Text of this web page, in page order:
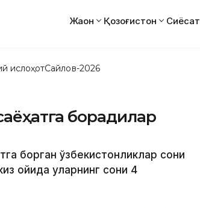
Жаҳон Қозоғистон Сиёсат
ислоҳотСайлов-2026
борадилар
борган ўзбекистонликлар сони
ойида уларнинг сони 4